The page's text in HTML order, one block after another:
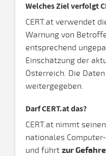
Welches Ziel verfolgt
CERT.at verwendet
Warnung von
entsprechend
Einschätzung der
Österreich. Die
weitergegeben.
Darf CERT.at das?
CERT.at nimmt
nationales
und führt zur